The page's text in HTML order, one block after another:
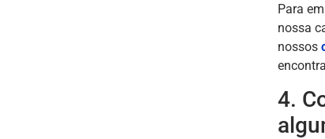
Para
nossa
nossos
4.